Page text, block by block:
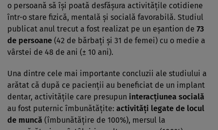
o persoană să îşi poată desfăşura activităţile cotidiene
într-o stare fizică, mentală şi socială favorabilă. Studiul
publicat anul trecut a fost realizat pe un eşantion de 73
de persoane (42 de bărbaţi şi 31 de femei) cu o medie a
vârstei de 48 de ani (± 10 ani).
Una dintre cele mai importante concluzii ale studiului a
arătat că după ce pacienţii au beneficiat de un implant
dentar, activităţile care presupun interacţiunea socială
au fost puternic îmbunătăţite: activităţi legate de locul
de muncă (îmbunătăţire de 100%), mersul la